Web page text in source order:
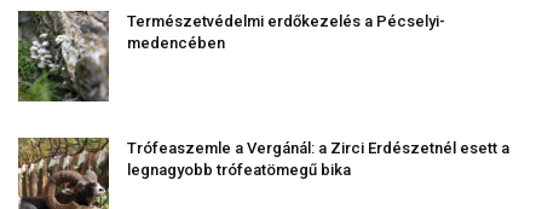
Természetvédelmi erdőkezelés a Pécselyi-
medencében
Trófeaszemle a Vergánál: a Zirci Erdészetnél esett a
legnagyobb trófeatömegű bika